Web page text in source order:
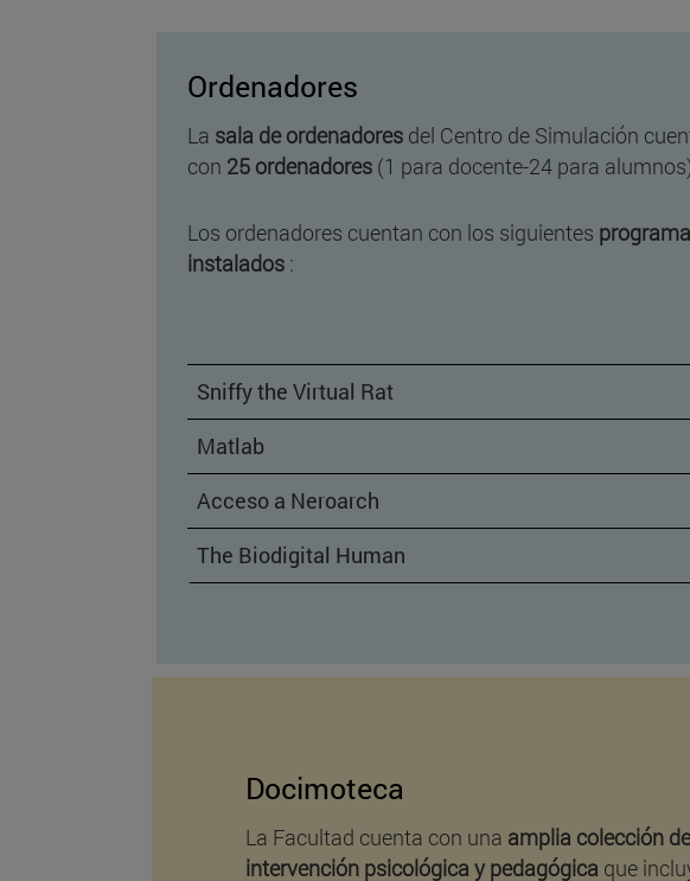
Ordenadores
La sala de ordenadores del Centro de Simulación
con 25 ordenadores (1 para docente-24 para
Los ordenadores cuentan con los siguientes
instalados :
Sniffy the Virtual Rat
Matlab
Acceso a Neroarch
The Biodigital Human
Docimoteca
La Facultad cuenta con una amplia colección
intervención psicológica y pedagógica que